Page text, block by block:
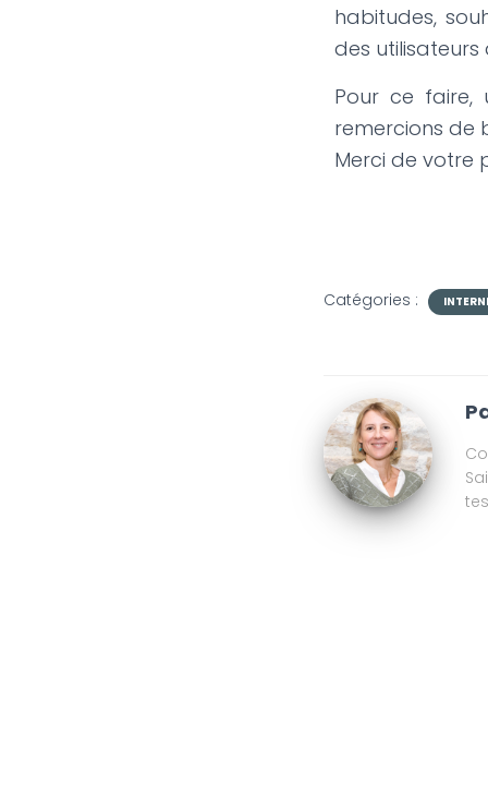
habitudes,
des
Pour ce faire,
remercions de
Merci de votre
Catégories :